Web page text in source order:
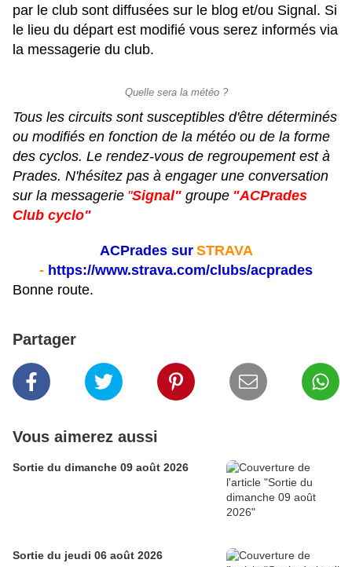
par le club sont diffusées sur le blog et/ou Signal. Si
le lieu du départ est modifié vous serez informés via
la messagerie du club.
Quelle sera la météo ?
Tous les circuits sont susceptibles d'être déterminés
ou modifiés en fonction de la météo ou de la forme
des cyclos. Le rendez-vous de regroupement est à
Prades. N'hésitez pas à engager une conversation
sur la messagerie "Signal" groupe "ACPrades
Club cyclo"
ACPrades sur STRAVA
- https://www.strava.com/clubs/acprades
Bonne route.
Partager
Vous aimerez aussi
Sortie du dimanche 09 août 2026
Sortie du jeudi 06 août 2026